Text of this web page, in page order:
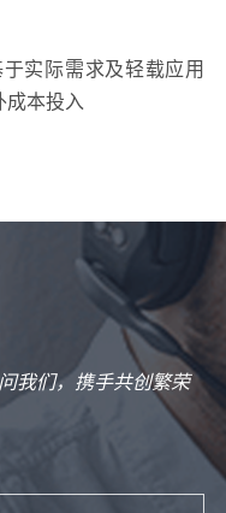
实际需求及轻载应用
成本投入
我们，携手共创繁荣